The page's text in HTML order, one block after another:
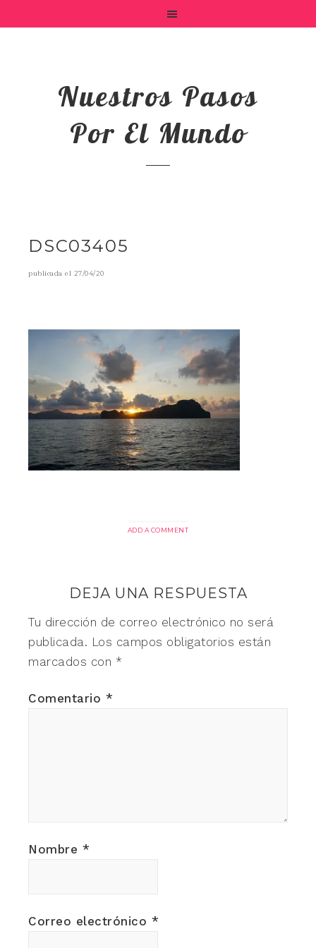
Nuestros Pasos
Por El Mundo
DSC03405
publicada el 27/04/20
ADD A COMMENT
DEJA UNA RESPUESTA
Tu dirección de correo electrónico no será
publicada. Los campos obligatorios están
marcados con *
Comentario *
Nombre *
Correo electrónico *